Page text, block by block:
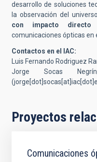
desarrollo de soluciones
la observación del
con impacto
comunicaciones ópticas en
Contactos en el IAC:
Luis Fernando Rodriguez
Jorge Socas
Proyectos
Comunicaciones